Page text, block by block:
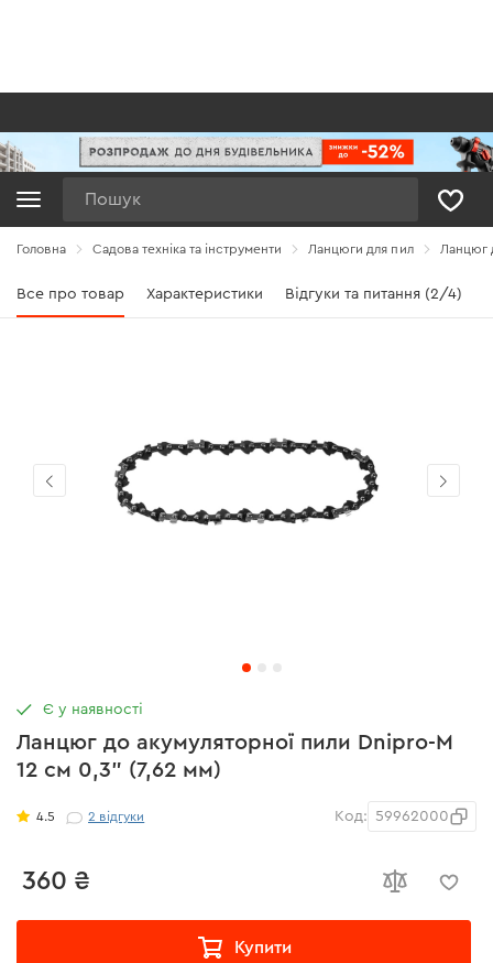
Головна Садова техніка та інструменти Ланцюги для пил Ланцюг
Все про товар Характеристики Відгуки та питання (2/4)
Ланцюг до акумуляторної пили Dnipro-M
12 см 0,3" (7,62 мм)
4.5 2 відгуки Код: 59962000
360 ₴
Купити
Є у наявності